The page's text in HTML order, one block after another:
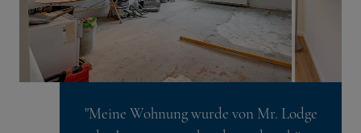
"Meine Wohnung wurde von Mr. Lodge